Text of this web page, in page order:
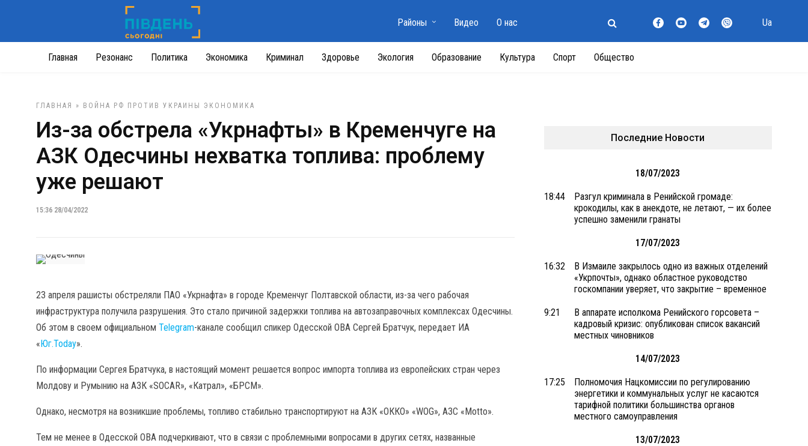
Главная Резонанс Политика Экономика Криминал Здоровье Экология Образование Культура Спорт Общество
Районы Видео О нас Ua
ГЛАВНАЯ » ВОЙНА РФ ПРОТИВ УКРАИНЫ ЭКОНОМИКА
Из-за обстрела «Укрнафты» в Кременчуге на
АЗК Одесчины нехватка топлива: проблему
уже решают
15:36 28/04/2022
23 апреля рашисты обстреляли ПАО «Укрнафта» в городе Кременчуг Полтавской области, из-за чего рабочая
инфраструктура получила разрушения. Это стало причиной задержки топлива на автозаправочных комплексах Одесчины.
Об этом в своем официальном Telegram-канале сообщил спикер Одесской ОВА Сергей Братчук, передает ИА
«Юг.Today».
По информации Сергея Братчука, в настоящий момент решается вопрос импорта топлива из европейских стран через
Молдову и Румынию на АЗК «SOCAR», «Катрал», «БРСМ».
Однако, несмотря на возникшие проблемы, топливо стабильно транспортируют на АЗК «ОККО» «WOG», АЗС «Motto».
Тем не менее в Одесской ОВА подчеркивают, что в связи с проблемными вопросами в других сетях, названные
Последние Новости
18/07/2023
18:44
Разгул криминала в Ренийской громаде:
крокодилы, как в анекдоте, не летают, — их более
успешно заменили гранаты
17/07/2023
16:32
В Измаиле закрылось одно из важных отделений
«Укрпочты», однако областное руководство
госкомпании уверяет, что закрытие – временное
9:21
В аппарате исполкома Ренийского горсовета –
кадровый кризис: опубликован список вакансий
местных чиновников
14/07/2023
17:25
Полномочия Нацкомиссии по регулированию
энергетики и коммунальных услуг не касаются
тарифной политики большинства органов
местного самоуправления
13/07/2023